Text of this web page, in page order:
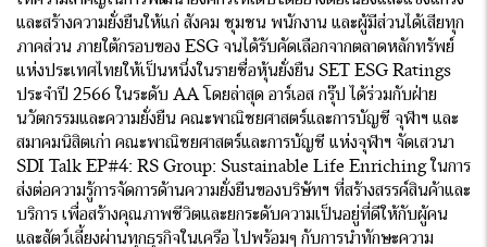
และสร้างความยั่งยืนให้แก่ สังคม ชุมชน พนักงาน และผู้มีส่วนได้เสียทุก
ภาคส่วน ภายใต้กรอบของ ESG จนได้รับคัดเลือกจากตลาดหลักทรัพย์
แห่งประเทศไทยให้เป็นหนึ่งในรายชื่อหุ้นยั่งยืน SET ESG Ratings
ประจำปี 2566 ในระดับ AA โดยล่าสุด อาร์เอส กรุ๊ป ได้ร่วมกับฝ่าย
นวัตกรรมและความยั่งยืน คณะพาณิชยศาสตร์และการบัญชี จุฬาฯ และ
สมาคมนิสิตเก่า คณะพาณิชยศาสตร์และการบัญชี แห่งจุฬาฯ จัดเสวนา
SDI Talk EP#4: RS Group: Sustainable Life Enriching ในการ
ส่งต่อความรู้การจัดการด้านความยั่งยืนของบริษัทฯ ที่สร้างสรรค์สินค้าและ
บริการ เพื่อสร้างคุณภาพชีวิตและยกระดับความเป็นอยู่ที่ดีให้กับผู้คน
และสัตว์เลี้ยงผ่านทุกธุรกิจในเครือ ไปพร้อมๆ กับการนำทักษะความ